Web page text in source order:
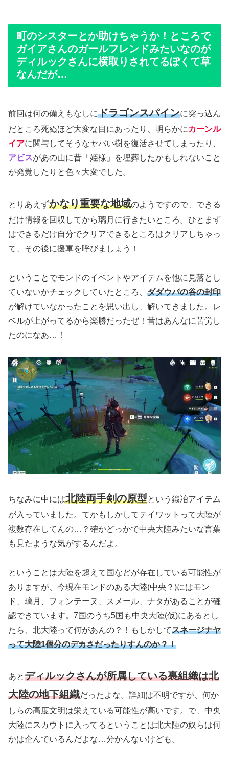
町のシスターとか助けちゃうか！ところで
ガイアさんのガールフレンドみたいなのが
ディルックさんに横取りされてるぽくて草
なんだが…
前回は何の備えもなしにドラゴンスパインに突っ込ん
だところ死ぬほど大変な目にあったり、明らかにカーンル
イアに関与してそうなヤバい樹を復活させてしまったり、
アビスがあの山に昔「姫様」を埋葬したかもしれないこと
が発覚したりと色々大変でした。
とりあえずかなり重要な地域のようですので、できる
だけ情報を回収してから璃月に行きたいところ。ひとまず
はできるだけ自分でクリアできるところはクリアしちゃっ
て、その後に援軍を呼びましょう！
ということでモンドのイベントやアイテムを他に見落とし
ていないかチェックしていたところ、 ダダウパの谷の封印
が解けていなかったことを思い出し、解いてきました。レ
ベルが上がってるから楽勝だったぜ！昔はあんなに苦労し
たのになあ…！
ちなみに中には北陸両手剣の原型という鍛冶アイテム
が入っていました。てかもしかしてテイワットって大陸が
複数存在してんの…？確かどっかで中央大陸みたいな言葉
も見たような気がするんだよ。
ということは大陸を超えて国などが存在している可能性が
ありますが、今現在モンドのある大陸(中央？)にはモン
ド、璃月、フォンテーヌ、スメール、ナタがあることが確
認できています。7国のうち5国も中央大陸(仮)にあるとし
たら、北大陸って何があんの？！もしかしてスネージナヤ
って大陸1個分のデカさだったりすんのか？！
あとディルックさんが所属している裏組織は北
大陸の地下組織だったよな。詳細は不明ですが、何か
しらの高度文明は栄えている可能性が高いです。で、中央
大陸にスカウトに入ってるということは北大陸の奴らは何
かは企んでいるんだよな…分かんないけども。